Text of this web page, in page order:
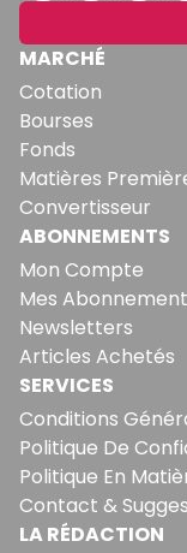
MARCHÉ
Cotation
Bourses
Fonds
Matières
Convertisseur
ABONNEMENTS
Mon Compte
Mes
Newsletters
Articles Achetés
SERVICES
Conditions
Politique De
Politique En
Contact &
LA RÉDACTION